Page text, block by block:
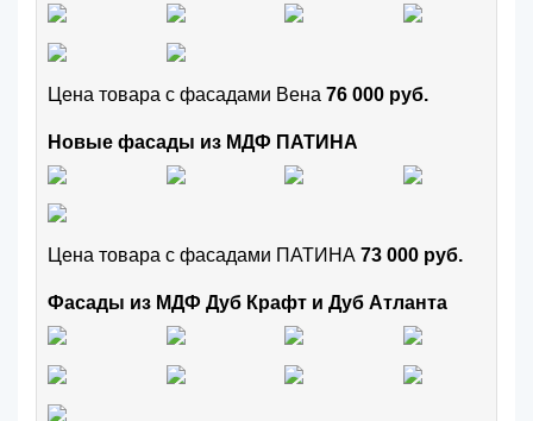
Цена товара с фасадами Вена 76 000 руб.
Новые фасады из МДФ ПАТИНА
Цена товара с фасадами ПАТИНА 73 000 руб.
Фасады из МДФ Дуб Крафт и Дуб Атланта